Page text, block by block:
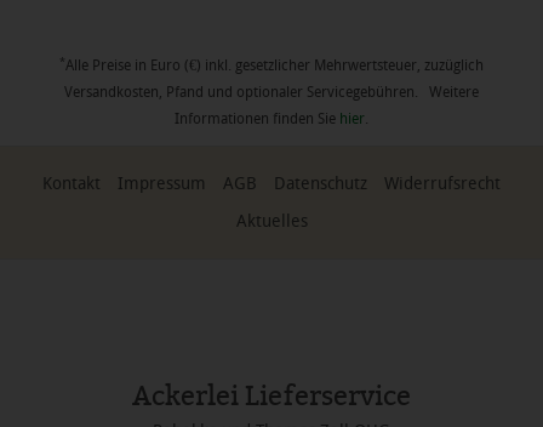
*Alle Preise in Euro (€) inkl. gesetzlicher Mehrwertsteuer, zuzüglich
Versandkosten, Pfand und optionaler Servicegebühren. Weitere
Informationen finden Sie hier.
Kontakt Impressum AGB Datenschutz
Widerrufsrecht
Aktuelles
Ackerlei Lieferservice